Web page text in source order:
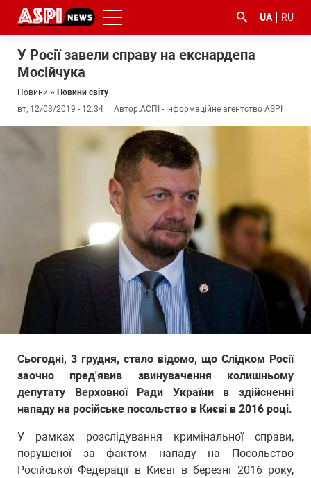
UA RU
У Росії завели справу на екснардепа
Мосійчука
Новини » Новини світу
вт, 12/03/2019 - 12:34
Автор:АСПІ - інформаційне агентство ASPI
Сьогодні, 3 грудня, стало відомо, що Слідком Росії
заочно пред'явив звинувачення колишньому
депутату Верховної Ради України в здійсненні
нападу на російське посольство в Києві в 2016 році.
У рамках розслідування кримінальної справи,
порушеної за фактом нападу на Посольство
Російської Федерації в Києві в березні 2016 року,
#боротьба
#ДФС #Київ